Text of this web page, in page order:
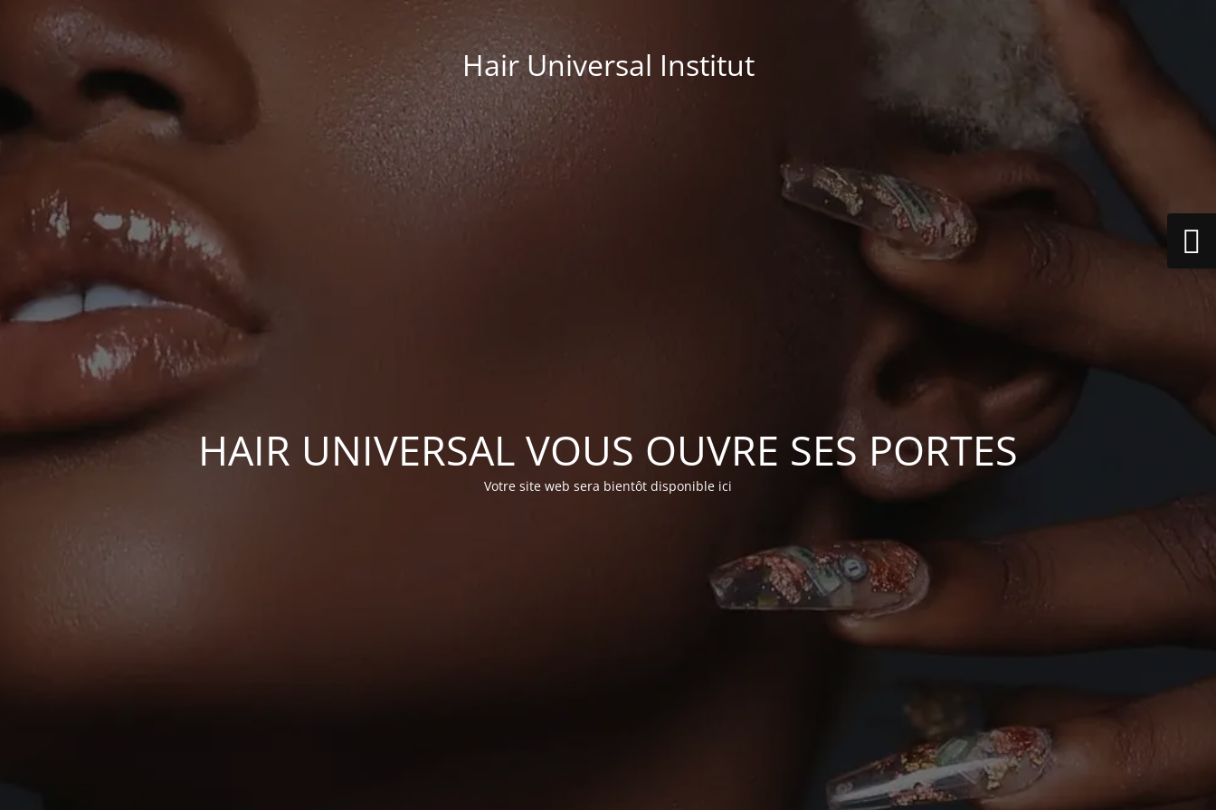
Hair Universal Institut
HAIR UNIVERSAL VOUS OUVRE SES PORTES
Votre site web sera bientôt disponible ici